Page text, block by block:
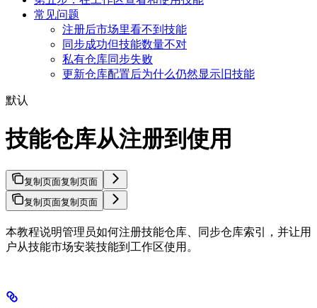
常见问题
注册后市场里看不到技能
同步成功但技能数量不对
私有仓库同步失败
更新仓库配置后为什么仍然显示旧技能
默认
技能仓库从注册到使用
复制页面复制页面
复制页面复制页面
本教程说明管理员如何注册技能仓库、同步仓库索引，并让用
户从技能市场安装技能到工作区使用。